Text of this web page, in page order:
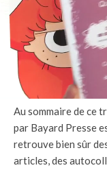
Au sommaire de ce
par Bayard Presse
retrouve bien sûr
articles, des